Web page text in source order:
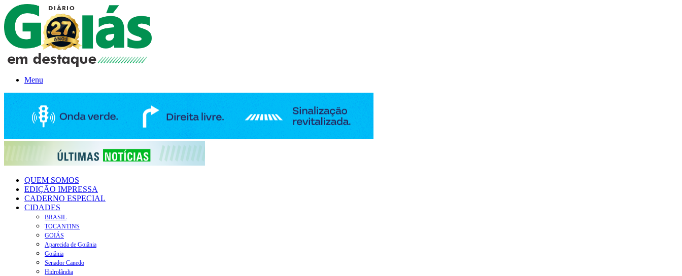
Menu
QUEM SOMOS
EDIÇÃO IMPRESSA
CADERNO ESPECIAL
CIDADES
BRASIL
TOCANTINS
GOIÁS
Aparecida de Goiânia
Goiânia
Senador Canedo
Hidrolândia